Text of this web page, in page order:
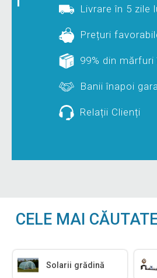
Livrare în 5 zile
Prețuri
99% din
Banii înapoi
Relații Clienți
CELE MAI CĂUTATE
Solarii grădină